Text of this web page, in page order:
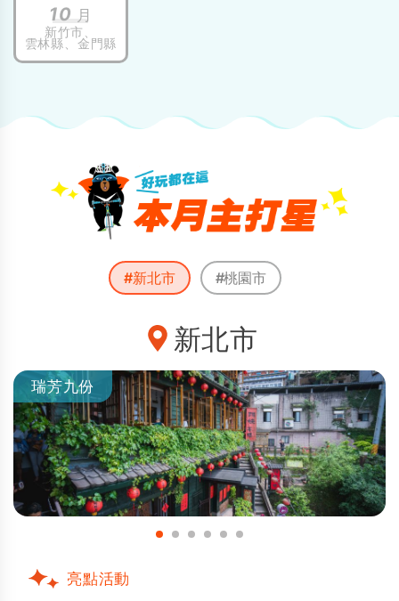
10 月
新竹市、
雲林縣、 金門縣
#新北市 #桃園市
新北市
瑞芳九份
亮點活動